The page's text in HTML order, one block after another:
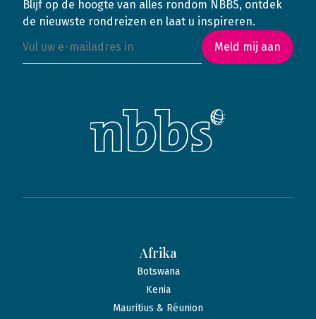
Blijf op de hoogte van alles rondom NBBS, ontdek
de nieuwste rondreizen en laat u inspireren.
Meld mij aan
Afrika
Botswana
Kenia
Mauritius & Réunion